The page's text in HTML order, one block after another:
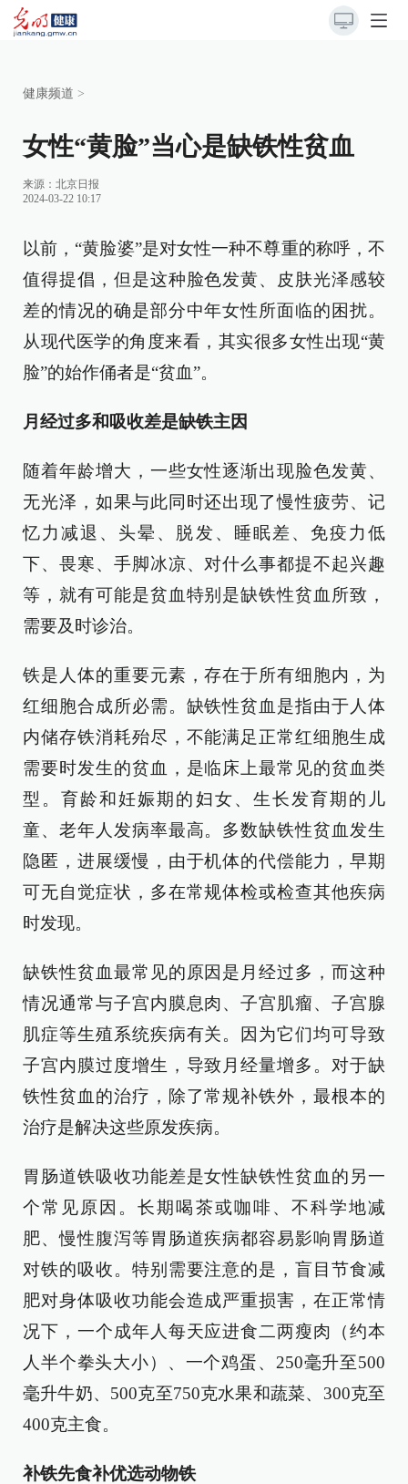
健康频道 >
女性“黄脸”当心是缺铁性贫血
来源： 北京日报
2024-03-22 10:17
以前，“黄脸婆”是对女性一种不尊重的称呼，不
值得提倡，但是这种脸色发黄、皮肤光泽感较
差的情况的确是部分中年女性所面临的困扰。
从现代医学的角度来看，其实很多女性出现“黄
脸”的始作俑者是“贫血”。
月经过多和吸收差是缺铁主因
随着年龄增大，一些女性逐渐出现脸色发黄、
无光泽，如果与此同时还出现了慢性疲劳、记
忆力减退、头晕、脱发、睡眠差、免疫力低
下、畏寒、手脚冰凉、对什么事都提不起兴趣
等，就有可能是贫血特别是缺铁性贫血所致，
需要及时诊治。
铁是人体的重要元素，存在于所有细胞内，为
红细胞合成所必需。缺铁性贫血是指由于人体
内储存铁消耗殆尽，不能满足正常红细胞生成
需要时发生的贫血，是临床上最常见的贫血类
型。育龄和妊娠期的妇女、生长发育期的儿
童、老年人发病率最高。多数缺铁性贫血发生
隐匿，进展缓慢，由于机体的代偿能力，早期
可无自觉症状，多在常规体检或检查其他疾病
时发现。
缺铁性贫血最常见的原因是月经过多，而这种
情况通常与子宫内膜息肉、子宫肌瘤、子宫腺
肌症等生殖系统疾病有关。因为它们均可导致
子宫内膜过度增生，导致月经量增多。对于缺
铁性贫血的治疗，除了常规补铁外，最根本的
治疗是解决这些原发疾病。
胃肠道铁吸收功能差是女性缺铁性贫血的另一
个常见原因。长期喝茶或咖啡、不科学地减
肥、慢性腹泻等胃肠道疾病都容易影响胃肠道
对铁的吸收。特别需要注意的是，盲目节食减
肥对身体吸收功能会造成严重损害，在正常情
况下，一个成年人每天应进食二两瘦肉（约本
人半个拳头大小）、一个鸡蛋、250毫升至500
毫升牛奶、500克至750克水果和蔬菜、300克至
400克主食。
补铁先食补优选动物铁